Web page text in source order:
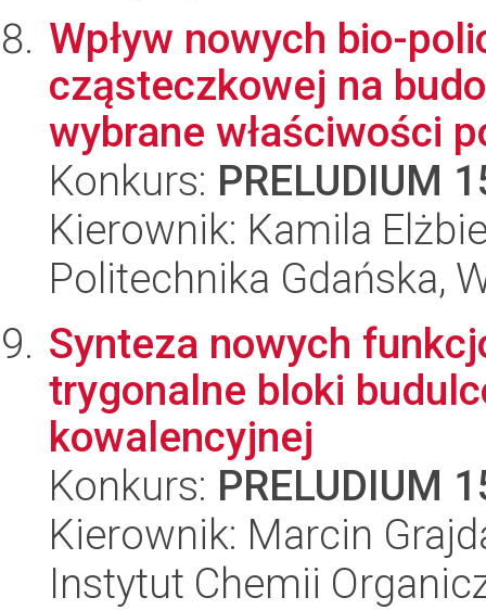
Wpływ nowych bio-
cząsteczkowej na
wybrane właściwości
Konkurs: PRELUDIUM
Kierownik: Kamila
Politechnika Gdańska,
Synteza nowych
trygonalne bloki
kowalencyjnej
Konkurs: PRELUDIUM
Kierownik: Marcin
Instytut Chemii